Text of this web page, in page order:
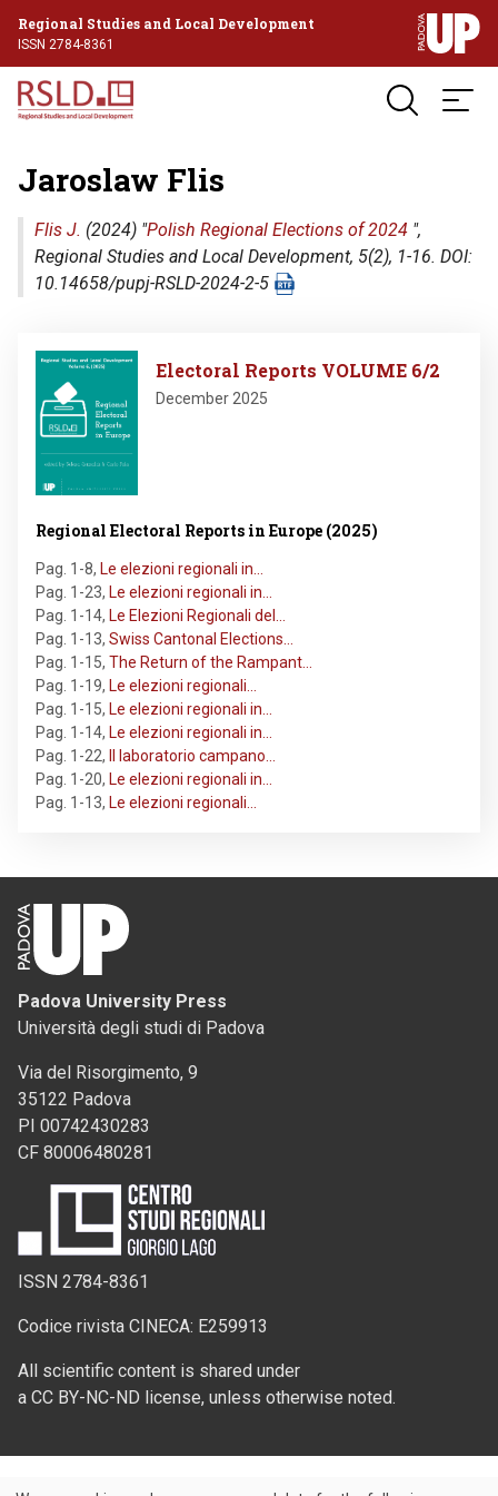
Regional Studies and Local Development
ISSN 2784-8361
Jaroslaw Flis
Flis J. (2024) "Polish Regional Elections of 2024 ",
Regional Studies and Local Development, 5(2), 1-16. DOI:
10.14658/pupj-RSLD-2024-2-5
Image
Electoral Reports VOLUME 6/2
December 2025
Regional Electoral Reports in Europe (2025)
Pag. 1-8, Le elezioni regionali in…
Pag. 1-23, Le elezioni regionali in…
Pag. 1-14, Le Elezioni Regionali del…
Pag. 1-13, Swiss Cantonal Elections…
Pag. 1-15, The Return of the Rampant…
Pag. 1-19, Le elezioni regionali…
Pag. 1-15, Le elezioni regionali in…
Pag. 1-14, Le elezioni regionali in…
Pag. 1-22,
Il laboratorio campano…
Pag. 1-20, Le elezioni regionali in…
Pag. 1-13, Le elezioni regionali…
Padova University Press
Università degli studi di Padova
Via del Risorgimento, 9
35122 Padova
PI 00742430283
CF 80006480281
ISSN 2784-8361
Codice rivista CINECA: E259913
All scientific content is shared under
a CC BY-NC-ND license, unless otherwise noted.